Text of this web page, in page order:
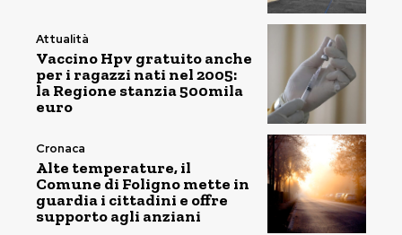
Attualità
Vaccino Hpv gratuito anche
per i ragazzi nati nel 2005:
la Regione stanzia 500mila
euro
Cronaca
Alte temperature, il
Comune di Foligno mette in
guardia i cittadini e offre
supporto agli anziani